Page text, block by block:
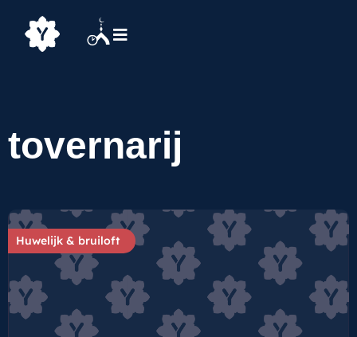
tovernarij
Huwelijk & bruiloft